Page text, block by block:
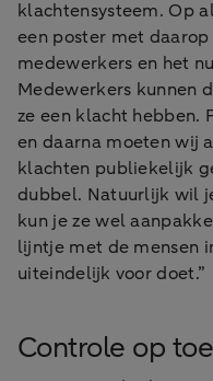
klachtensysteem. Op
een poster met
medewerkers en het
Medewerkers kunnen
ze een klacht hebben.
en daarna moeten wij
klachten publiekelijk
dubbel. Natuurlijk wil
kun je ze wel
lijntje met de mensen
uiteindelijk voor doet.”
Controle op